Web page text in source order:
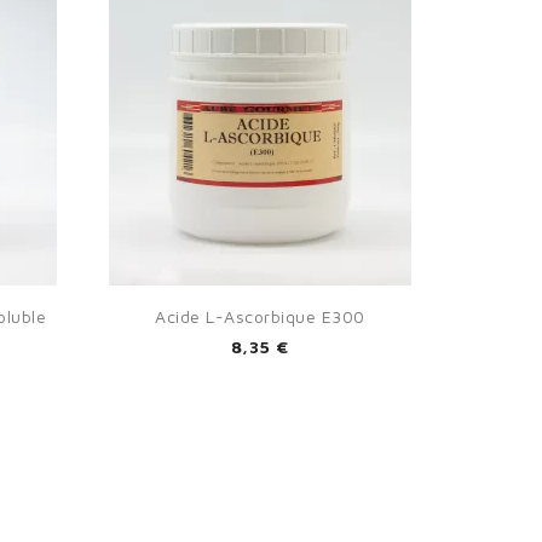
 Aperçu rapide
Acide L-Ascorbique E300
8,35 €